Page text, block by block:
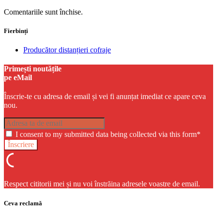
Comentariile sunt închise.
Fierbinți
Producător distanțieri cofraje
Primești noutățile
pe eMail
Înscrie-te cu adresa de email și vei fi anunțat imediat ce apare ceva
nou.
I consent to my submitted data being collected via this form*
Respect cititorii mei și nu voi înstrăina adresele voastre de email.
Ceva reclamă